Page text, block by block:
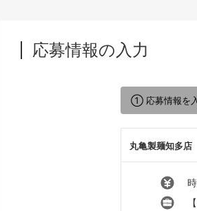
応募情報の入力
① 応募情報を
丸亀製麺知多店